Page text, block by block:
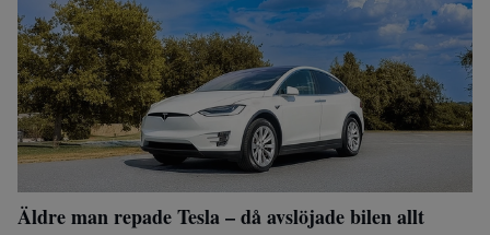
Äldre man repade Tesla – då avslöjade bilen allt